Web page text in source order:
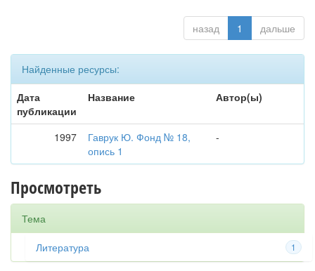
назад 1 дальше
Найденные ресурсы:
Дата
публикации
Название Автор(ы)
1997
Гаврук Ю. Фонд № 18,
опись 1
-
Просмотреть
Тема
1
Литература